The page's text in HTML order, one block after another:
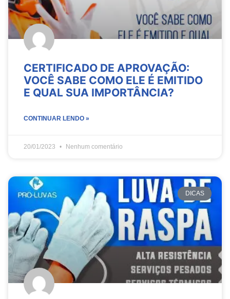
CERTIFICADO DE APROVAÇÃO:
VOCÊ SABE COMO ELE É EMITIDO
E QUAL SUA IMPORTÂNCIA?
CONTINUAR LENDO »
20/01/2023 Nenhum comentário
DICAS